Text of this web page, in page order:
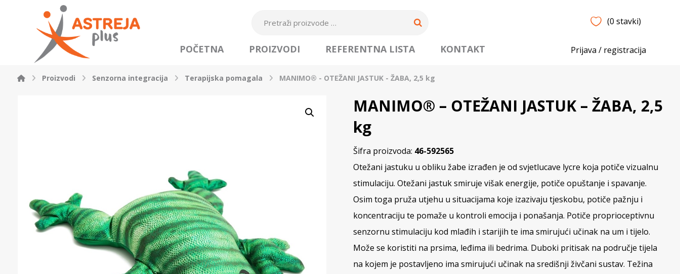
(0 stavki)
Prijava / registracija
POČETNA PROIZVODI REFERENTNA LISTA KONTAKT
Proizvodi Senzorna integracija Terapijska pomagala MANIMO® - OTEŽANI JASTUK - ŽABA, 2,5 kg
MANIMO® – OTEŽANI JASTUK – ŽABA, 2,5
kg
Šifra proizvoda: 46-592565
Otežani jastuku u obliku žabe izrađen je od svjetlucave lycre koja potiče vizualnu
stimulaciju. Otežani jastuk smiruje višak energije, potiče opuštanje i spavanje.
Osim toga pruža utjehu u situacijama koje izazivaju tjeskobu, potiče pažnju i
koncentraciju te pomaže u kontroli emocija i ponašanja. Potiče proprioceptivnu
senzornu stimulaciju kod mlađih i starijih te ima smirujući učinak na um i tijelo.
Može se koristiti na prsima, leđima ili bedrima. Duboki pritisak na područje tijela
na kojem je postavljeno ima smirujući učinak na središnji živčani sustav. Težina